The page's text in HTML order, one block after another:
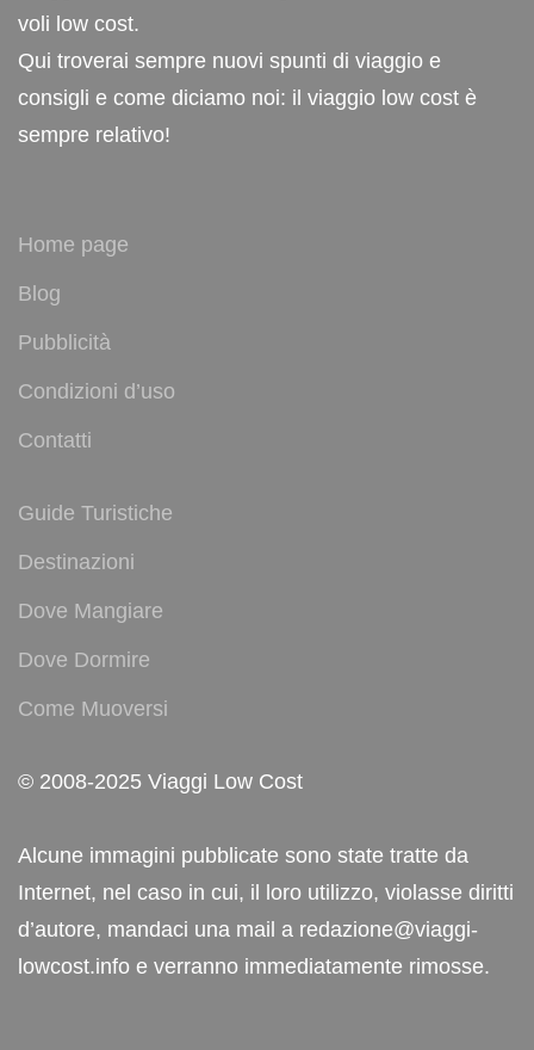
voli low cost.
Qui troverai sempre nuovi spunti di viaggio e
consigli e come diciamo noi: il viaggio low cost è
sempre relativo!
Home page
Blog
Pubblicità
Condizioni d’uso
Contatti
Guide Turistiche
Destinazioni
Dove Mangiare
Dove Dormire
Come Muoversi
© 2008-2025 Viaggi Low Cost
Alcune immagini pubblicate sono state tratte da
Internet, nel caso in cui, il loro utilizzo, violasse diritti
d’autore, mandaci una mail a redazione@viaggi-
lowcost.info e verranno immediatamente rimosse.